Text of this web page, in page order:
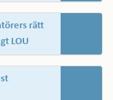
rätt
LOU